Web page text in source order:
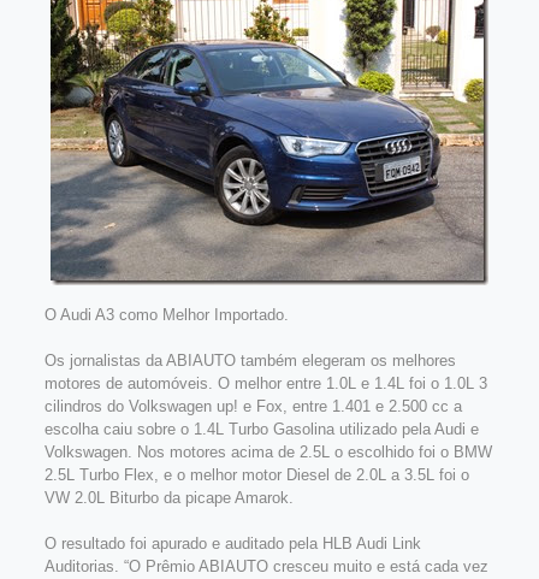
O Audi A3 como Melhor Importado.
Os jornalistas da ABIAUTO também elegeram os melhores
motores de automóveis. O melhor entre 1.0L e 1.4L foi o 1.0L 3
cilindros do Volkswagen up! e Fox, entre 1.401 e 2.500 cc a
escolha caiu sobre o 1.4L Turbo Gasolina utilizado pela Audi e
Volkswagen. Nos motores acima de 2.5L o escolhido foi o BMW
2.5L Turbo Flex, e o melhor motor Diesel de 2.0L a 3.5L foi o
VW 2.0L Biturbo da picape Amarok.
O resultado foi apurado e auditado pela HLB Audi Link
Auditorias. “O Prêmio ABIAUTO cresceu muito e está cada vez